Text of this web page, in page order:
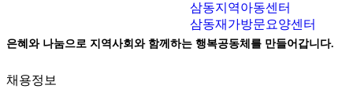
삼동지역아동센터
삼동재가방문요양센터
은혜와 나눔으로 지역사회와 함께하는 행복공동체를 만들어갑니다.
채용정보